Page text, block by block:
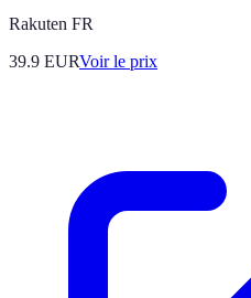
Rakuten FR
39.9 EURVoir le prix